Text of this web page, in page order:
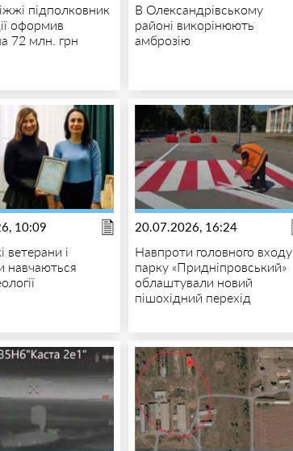
підполковник
оформив
72 млн. грн
В Олександрівському
районі викорінюють
амброзію
10:09
ветерани і
навчаються
20.07.2026, 16:24
Навпроти головного входу
парку «Придніпровський»
облаштували новий
пішохідний перехід